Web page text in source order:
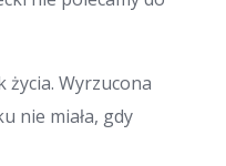
Wyrzucona
nie miała, gdy